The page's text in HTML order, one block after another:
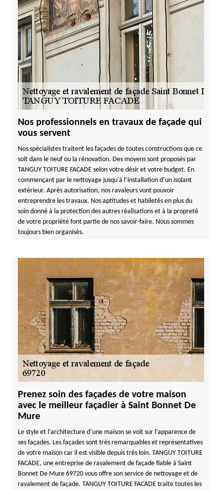
Nos professionnels en travaux de façade qui
vous servent
Nos spécialistes traitent les façades de toutes constructions que ce
soit dans le neuf ou la rénovation. Des moyens sont proposés par
TANGUY TOITURE FACADE selon votre désir et votre budget. En
commençant par le nettoyage jusqu'à l’installation d’un isolant
extérieur. Après autorisation, nos ravaleurs vont pouvoir
entreprendre les travaux. Nos aptitudes et habiletés en plus du
soin donné à la protection des autres réalisations et à la propreté
de votre propriété font partie de nos savoir-faire. Nous sommes
toujours bien organisés.
Prenez soin des façades de votre maison
avec le meilleur façadier à Saint Bonnet De
Mure
Le style et l’architecture d’une maison se voit sur l’apparence de
ses façades. Les façades sont très remarquables et représentatives
de votre maison car il est visible depuis très loin. TANGUY TOITURE
FACADE, une entreprise de ravalement de façade fiable à Saint
Bonnet De Mure 69720 vous offre son service de nettoyage et de
ravalement de façade. TANGUY TOITURE FACADE traite toutes les